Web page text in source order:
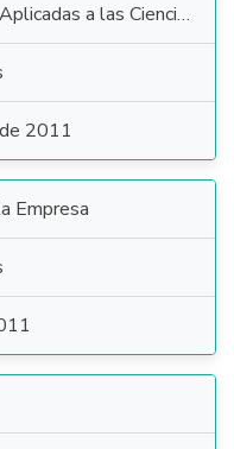
a las Ciencias Sociales
2011
Empresa